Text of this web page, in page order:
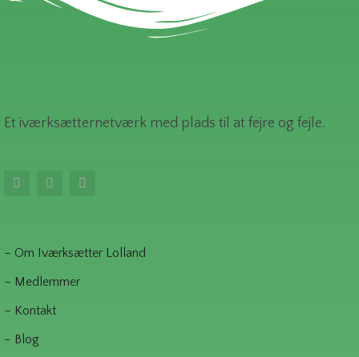
Et iværksætternetværk med plads til at fejre og fejle.
– Om Iværksætter Lolland
– Medlemmer
– Kontakt
– Blog